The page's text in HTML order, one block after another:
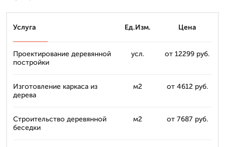
Услуга Ед.Изм. Цена
Проектирование деревянной
постройки
усл. от 12299 руб.
Изготовление каркаса из
дерева
м2 от 4612 руб.
Строительство деревянной
беседки
м2 от 7687 руб.